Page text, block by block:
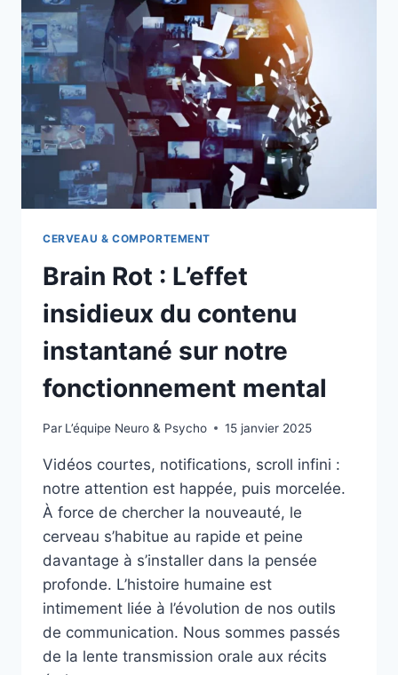
CERVEAU & COMPORTEMENT
Brain Rot : L’effet
insidieux du contenu
instantané sur notre
fonctionnement mental
Par L’équipe Neuro & Psycho 15 janvier 2025
Vidéos courtes, notifications, scroll infini :
notre attention est happée, puis morcelée.
À force de chercher la nouveauté, le
cerveau s’habitue au rapide et peine
davantage à s’installer dans la pensée
profonde. L’histoire humaine est
intimement liée à l’évolution de nos outils
de communication. Nous sommes passés
de la lente transmission orale aux récits